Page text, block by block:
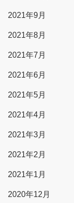
2021年9月
2021年8月
2021年7月
2021年6月
2021年5月
2021年4月
2021年3月
2021年2月
2021年1月
2020年12月